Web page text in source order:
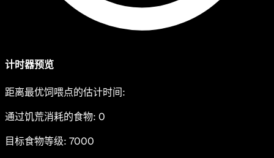
计时器预览
距离最优饲喂点的估计时间:
通过饥荒消耗的食物: 0
目标食物等级: 7000